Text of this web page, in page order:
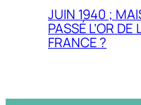
JUIN 1940 ;
PASSÉ L’OR
FRANCE ?